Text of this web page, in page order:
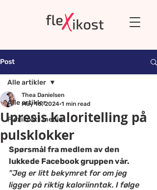
Post
Alle artikler
Flexikost i media
Alle artikler
Upresis kaloritelling på
pulsklokker
Thea Danielsen
May 16, 2024 1 min read
Spørsmål fra medlem av den
lukkede Facebook gruppen vår.
"Jeg er litt bekymret for om jeg
ligger på riktig kaloriinntak. I følge